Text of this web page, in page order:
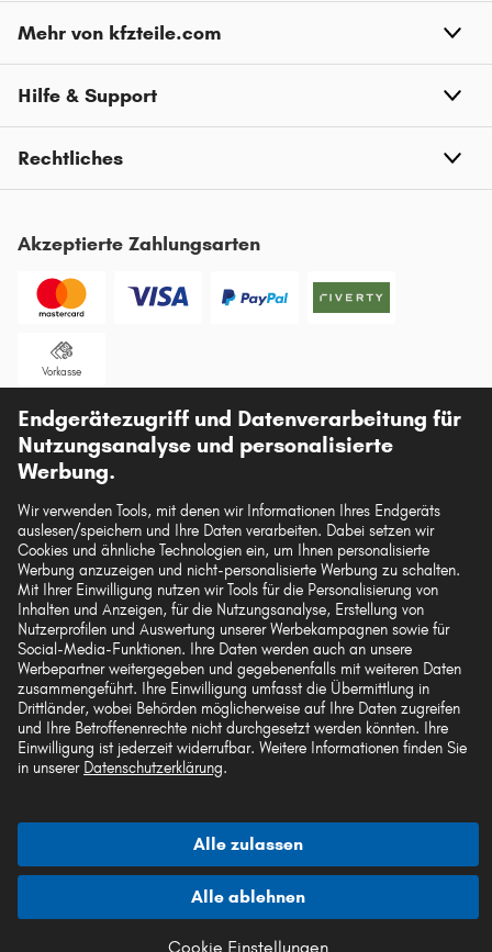
Mehr von kfzteile.com
Hilfe & Support
Rechtliches
Akzeptierte Zahlungsarten
Vorkasse
Unsere Versandpartner
Die hier dargestellten Daten, insbesondere die gesamte Datenbank, dürfen nicht
vervielfältigt werden. Die Vervielfältigung und Verbreitung der Daten und der
Datenbank ohne vorherige Einwilligung von TecAlliance und/oder die
Einbeziehung Dritter in solche Aktivitäten ist streng verboten. Jegliche
unautorisierte Nutzung von Inhalten stellt eine Verletzung des Urheberrechts dar
und kann rechtliche Schritte nach sich ziehen.
Vertrag widerrufen
© 2026 kfzteile24 GmbH - Alle Rechte vorbehalten.
¹„Gratis Versand“ oder „ohne Versandkosten“ entsprechen dem Wegfall der
deutschen Versandkostenpauschale von 6,90 €.
Endgerätezugriff und Datenverarbeitung für
Nutzungsanalyse und personalisierte
Werbung.
Wir verwenden Tools, mit denen wir Informationen Ihres Endgeräts
auslesen/speichern und Ihre Daten verarbeiten. Dabei setzen wir
Cookies und ähnliche Technologien ein, um Ihnen personalisierte
Werbung anzuzeigen und nicht-personalisierte Werbung zu schalten.
Mit Ihrer Einwilligung nutzen wir Tools für die Personalisierung von
Inhalten und Anzeigen, für die Nutzungsanalyse, Erstellung von
Nutzerprofilen und Auswertung unserer Werbekampagnen sowie für
Social-Media-Funktionen. Ihre Daten werden auch an unsere
Werbepartner weitergegeben und gegebenenfalls mit weiteren Daten
zusammengeführt. Ihre Einwilligung umfasst die Übermittlung in
Drittländer, wobei Behörden möglicherweise auf Ihre Daten zugreifen
und Ihre Betroffenenrechte nicht durchgesetzt werden könnten. Ihre
Einwilligung ist jederzeit widerrufbar. Weitere Informationen finden Sie
in unserer Datenschutzerklärung.
Alle zulassen
Alle ablehnen
Cookie Einstellungen